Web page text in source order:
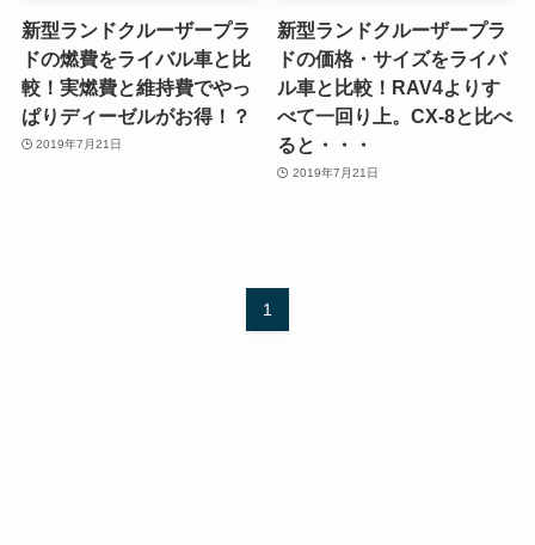
新型ランドクルーザープラ
ドの燃費をライバル車と比
較！実燃費と維持費でやっ
ぱりディーゼルがお得！？
2019年7月21日
新型ランドクルーザープラ
ドの価格・サイズをライバ
ル車と比較！RAV4よりす
べて一回り上。CX-8と比べ
ると・・・
2019年7月21日
1